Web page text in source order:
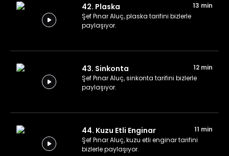
42. Plaska
13 min
Şef Pınar Aluç, plaska tarifini bizlerle
paylaşıyor.
43. Sinkonta
12 min
Şef Pınar Aluç, sinkonta tarifini bizlerle
paylaşıyor.
44. Kuzu Etli Enginar
11 min
Şef Pınar Aluç, kuzu etli enginar tarifini
bizlerle paylaşıyor.